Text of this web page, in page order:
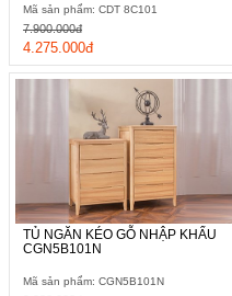
Mã sản phẩm: CDT 8C101
4.275.000đ
7.900.000đ
TỦ NGĂN KÉO GỖ NHẬP KHẨU
CGN5B101N
Mã sản phẩm: CGN5B101N